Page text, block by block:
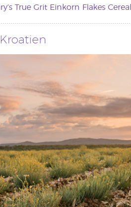
True Grit Einkorn Flakes Cereal